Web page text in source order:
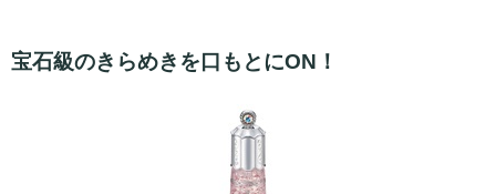
宝石級のきらめきを口もとにON！